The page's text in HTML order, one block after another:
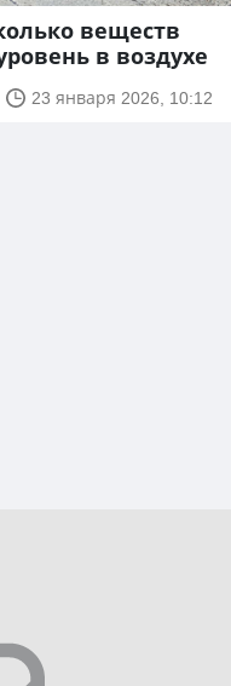
веществ
в воздухе
23 января 2026, 10:12